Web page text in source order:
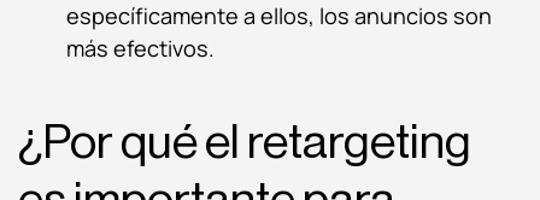
específicamente a ellos, los anuncios son
más efectivos.
¿Por qué el retargeting